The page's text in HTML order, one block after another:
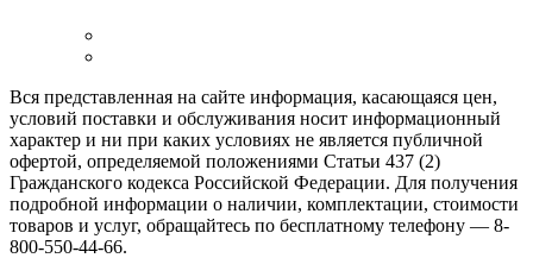
Вся представленная на сайте информация, касающаяся цен,
условий поставки и обслуживания носит информационный
характер и ни при каких условиях не является публичной
офертой, определяемой положениями Статьи 437 (2)
Гражданского кодекса Российской Федерации. Для получения
подробной информации о наличии, комплектации, стоимости
товаров и услуг, обращайтесь по бесплатному телефону — 8-
800-550-44-66.